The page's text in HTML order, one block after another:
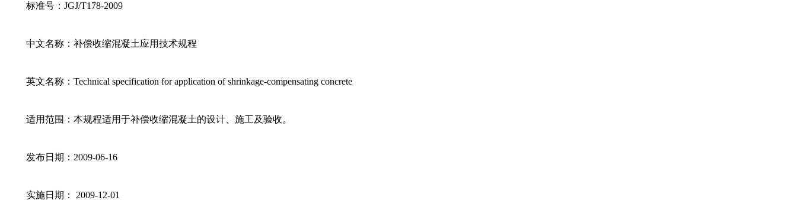
标准号：JGJ/T178-2009
中文名称：补偿收缩混凝土应用技术规程
英文名称：Technical specification for application of shrinkage-compensating concrete
适用范围：本规程适用于补偿收缩混凝土的设计、施工及验收。
发布日期：2009-06-16
实施日期： 2009-12-01